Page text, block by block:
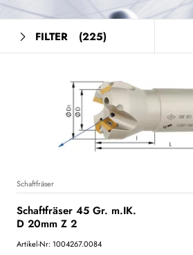
FILTER (225)
Schaftfräser
Schaftfräser 45 Gr. m.IK.
D 20mm Z 2
Artikel-Nr: 1004267.0084